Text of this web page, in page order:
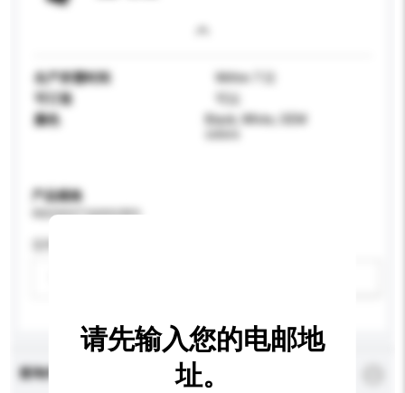
生产所需时间
Within 7 日
可订造
可以
颜色
Black, White, OEM
产品规格
请提供您对产品的特定要求。
查询内容
请先输入您的电邮地
址。